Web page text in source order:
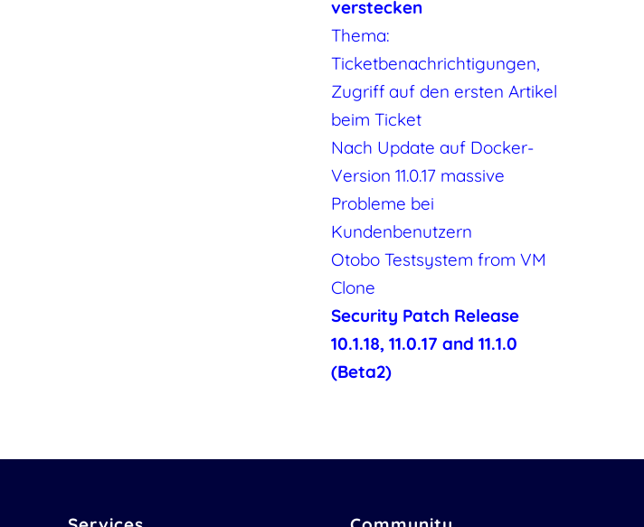
verstecken
Thema:
Ticketbenachrichtigungen,
Zugriff auf den ersten Artikel
beim Ticket
Nach Update auf Docker-
Version 11.0.17 massive
Probleme bei
Kundenbenutzern
Otobo Testsystem from VM
Clone
Security Patch Release
10.1.18, 11.0.17 and 11.1.0
(Beta2)